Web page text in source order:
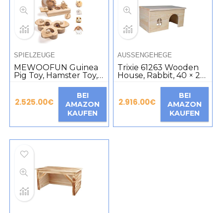
SPIELZEUGE
MEWOOFUN Guinea
Pig Toy, Hamster Toy,
Hunt Treats for Small
Animals, Foraging for
Hamster, Guinea Pig,
Rabbit, Chinchilla,
2.525.00€
BEI
AMAZON
KAUFEN
AUSSENGEHEGE
Trixie 61263 Wooden
House, Rabbit, 40 × 20
2.916.00€
BEI
AMAZON
KAUFEN